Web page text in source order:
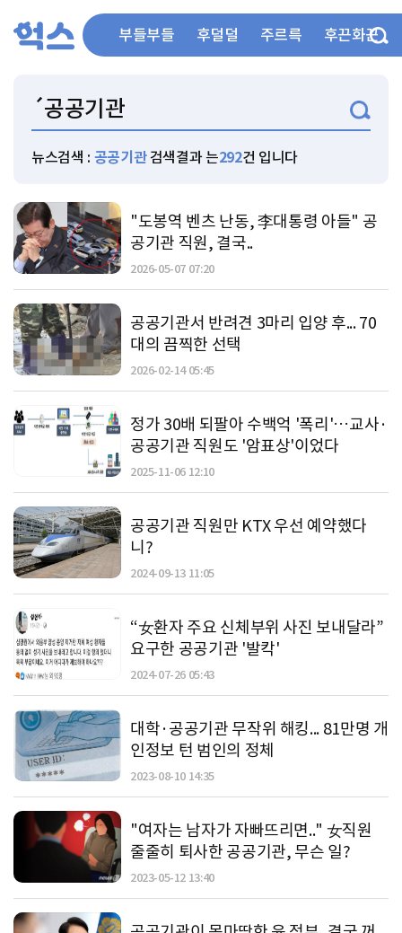
부들부들 후덜덜 주르륵 후끈화끈
뉴스검색 : 공공기관검색결과 는292건 입니다
"도봉역 벤츠 난동, 李대통령 아들" 공
공기관 직원, 결국..
2026-05-07 07:20
공공기관서 반려견 3마리 입양 후... 70
대의 끔찍한 선택
2026-02-14 05:45
정가 30배 되팔아 수백억 '폭리'…교사·
공공기관 직원도 '암표상'이었다
2025-11-06 12:10
공공기관 직원만 KTX 우선 예약했다
니?
2024-09-13 11:05
“女환자 주요 신체부위 사진 보내달라”
요구한 공공기관 '발칵'
2024-07-26 05:43
대학·공공기관 무작위 해킹... 81만명 개
인정보 턴 범인의 정체
2023-08-10 14:35
"여자는 남자가 자빠뜨리면.." 女직원
줄줄히 퇴사한 공공기관, 무슨 일?
2023-05-12 13:40